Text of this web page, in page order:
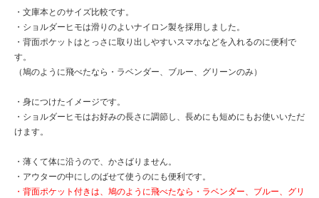
・文庫本とのサイズ比較です。
・ショルダーヒモは滑りのよいナイロン製を採用しました。
・背面ポケットはとっさに取り出しやすいスマホなどを入れるのに便利で
す。
（鳩のように飛べたなら・ラベンダー、ブルー、グリーンのみ）
・身につけたイメージです。
・ショルダーヒモはお好みの長さに調節し、長めにも短めにもお使いいただ
けます。
・薄くて体に沿うので、かさばりません。
・アウターの中にしのばせて使うのにも便利です。
・背面ポケット付きは、鳩のように飛べたなら・ラベンダー、ブルー、グリ